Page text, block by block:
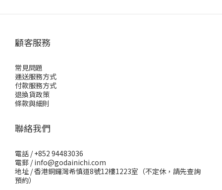
顧客服務
常見問題
運送服務方式
付款服務方式
退換貨政策
條款與細則
聯絡我們
電話 / +852 94483036
電郵 / info@godainichi.com
地址 / 香港銅鑼灣希慎道8號12樓1223室（不定休，請先查詢
預約）